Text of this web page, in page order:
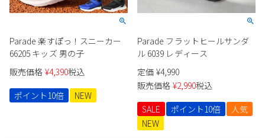
2
3 4
16
17 18 20 21
22
23
24 27 28
30
31
2026 年9月
木 金
土
3
Parade 楽すぽっ！スニーカー
66205 キッズ 男の子
販売価格 ¥4,390税込
ポイント10倍
NEW
Parade フラットヒールサンダ
ル 6039 レディース
定価 ¥4,990
販売価格 ¥2,990税込
SALE
ポイント10倍
人気
NEW